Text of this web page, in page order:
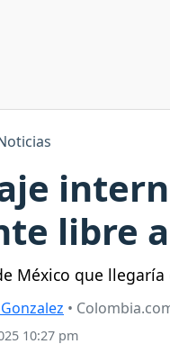
libre
México que
•
10:27 pm